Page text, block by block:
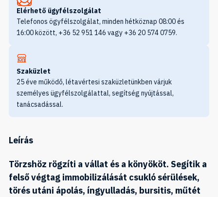
Elérhető ügyfélszolgálat
Telefonos ögyfélszolgálat, minden hétköznap 08:00 és
16:00 között, +36 52 951 146 vagy +36 20 574 0759.
Szaküzlet
25 éve működő, létavértesi szaküzletünkben várjuk
személyes ügyfélszolgálattal, segítség nyújtással,
tanácsadással.
Leírás
Törzshöz rögzíti a vállat és a könyököt. Segítik a
felső végtag immobilizálását csukló sérülések,
törés utáni ápolás, íngyulladás, bursitis, műtét